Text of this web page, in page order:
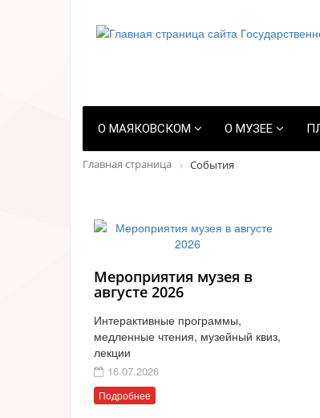
О МАЯКОВСКОМ О МУЗЕЕ
Главная страница События
Мероприятия музея в
августе 2026
Интерактивные программы,
медленные чтения, музейный квиз,
лекции
16.07.2026
Подробнее